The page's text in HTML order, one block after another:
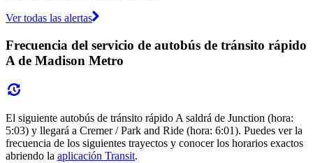
Ver todas las alertas
Frecuencia del servicio de autobús de tránsito rápido
A de Madison Metro
El siguiente autobús de tránsito rápido A saldrá de Junction (hora:
5:03) y llegará a Cremer / Park and Ride (hora: 6:01). Puedes ver la
frecuencia de los siguientes trayectos y conocer los horarios exactos
abriendo la aplicación Transit.